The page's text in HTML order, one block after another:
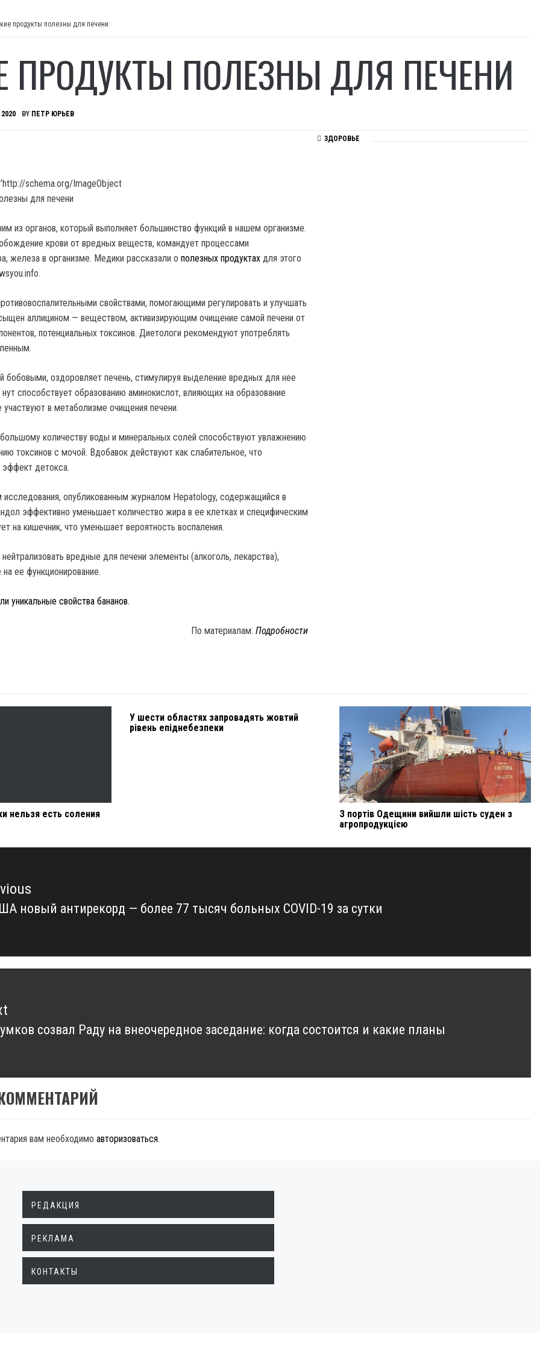
продукты полезны для печени
ПРОДУКТЫ ПОЛЕЗНЫ ДЛЯ ПЕЧЕНИ
BY ПЕТР ЮРЬЕВ
schema.org/ImageObject
из органов, который выполняет большинство функций в нашем организме.
крови от вредных веществ, командует процессами
железа в организме. Медики рассказали о полезных продуктах для этого
свойствами, помогающими регулировать и улучшать
аллицином — веществом, активизирующим очищение самой печени от
потенциальных токсинов. Диетологи рекомендуют употреблять
бобовыми, оздоровляет печень, стимулируя выделение вредных для нее
способствует образованию аминокислот, влияющих на образование
в метаболизме очищения печени.
количеству воды и минеральных солей способствуют увлажнению
токсинов с мочой. Вдобавок действуют как слабительное, что
эффект детокса.
опубликованным журналом Hepatology, содержащийся в
эффективно уменьшает количество жира в ее клетках и специфическим
на кишечник, что уменьшает вероятность воспаления.
вредные для печени элементы (алкоголь, лекарства),
ее функционирование.
уникальные свойства бананов.
По материалам:Подробности
ЗДОРОВЬЕ
нельзя есть соления
У шести областях запровадять жовтий
рівень епіднебезпеки
З портів Одещини вийшли шість суден з
агропродукцією
новый антирекорд — более 77 тысяч больных COVID-19 за сутки
созвал Раду на внеочередное заседание: когда состоится и какие планы
вам необходимо авторизоваться.
РЕДАКЦИЯ
РЕКЛАМА
КОНТАКТЫ